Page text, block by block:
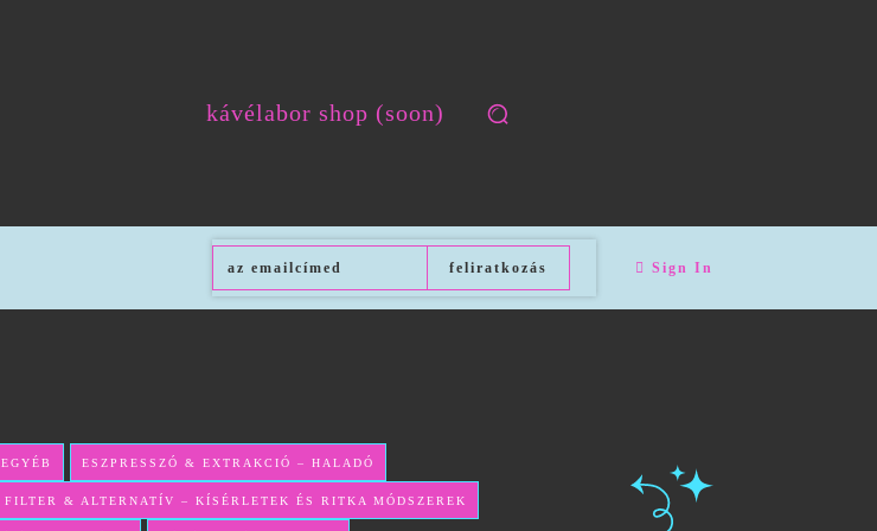
kávélabor shop (soon)
feliratkozás Sign In
EGYÉB ESZPRESSZÓ & EXTRAKCIÓ – HALADÓ
FILTER & ALTERNATÍV – KÍSÉRLETEK ÉS RITKA MÓDSZEREK